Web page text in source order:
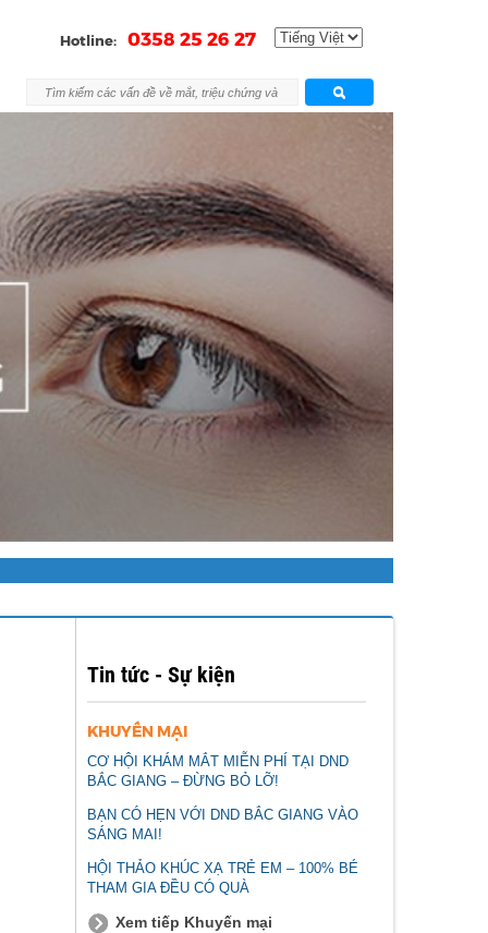
Hotline: 0358 25 26 27
Tin tức - Sự kiện
KHUYẾN MẠI
CƠ HỘI KHÁM MẮT MIỄN PHÍ TẠI DND
BẮC GIANG – ĐỪNG BỎ LỠ!
BẠN CÓ HẸN VỚI DND BẮC GIANG VÀO
SÁNG MAI!
HỘI THẢO KHÚC XẠ TRẺ EM – 100% BÉ
THAM GIA ĐỀU CÓ QUÀ
Xem tiếp Khuyến mại